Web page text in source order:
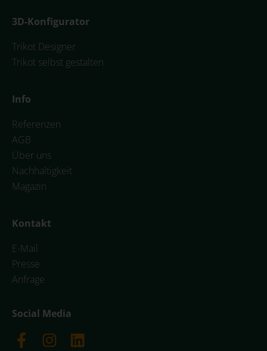
3D-Konfigurator
Trikot Designer
Trikot selbst gestalten
Info
Referenzen
AGB
Über uns
Nachhaltigkeit
Magazin
Kontakt
E-Mail
Presse
Anfrage
Social Media